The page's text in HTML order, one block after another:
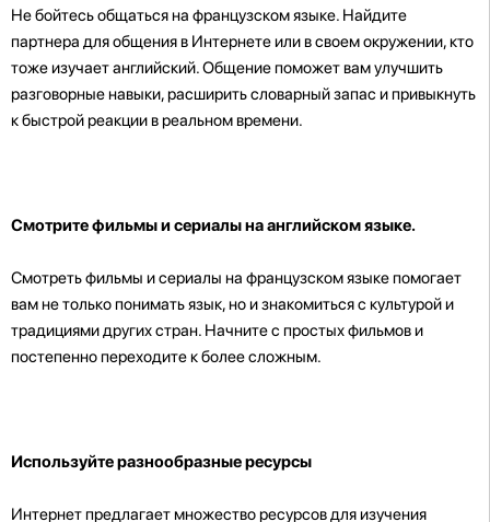
Не бойтесь общаться на французском языке. Найдите
партнера для общения в Интернете или в своем окружении, кто
тоже изучает английский. Общение поможет вам улучшить
разговорные навыки, расширить словарный запас и привыкнуть
к быстрой реакции в реальном времени.
Смотрите фильмы и сериалы на английском языке.
Смотреть фильмы и сериалы на французском языке помогает
вам не только понимать язык, но и знакомиться с культурой и
традициями других стран. Начните с простых фильмов и
постепенно переходите к более сложным.
Используйте разнообразные ресурсы
Интернет предлагает множество ресурсов для изучения